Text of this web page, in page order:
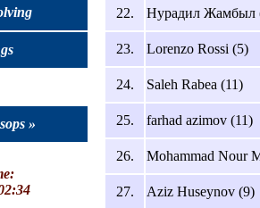
»
22. Нурадил Жамбыл
23. Lorenzo Rossi (5)
24. Saleh Rabea (11)
25. farhad azimov (11)
26. Mohammad Nour
27. Aziz Huseynov (9)